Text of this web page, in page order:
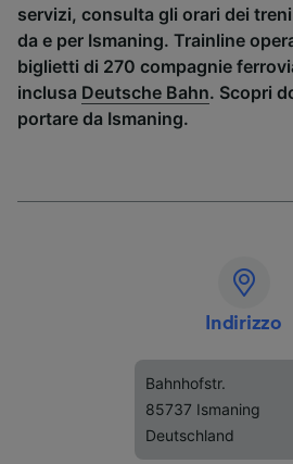
servizi, consulta gli orari dei
da e per Ismaning. Trainline
biglietti di 270 compagnie
inclusa Deutsche Bahn. Scopri
portare da Ismaning.
Indirizzo
Bahnhofstr.
85737 Ismaning
Deutschland